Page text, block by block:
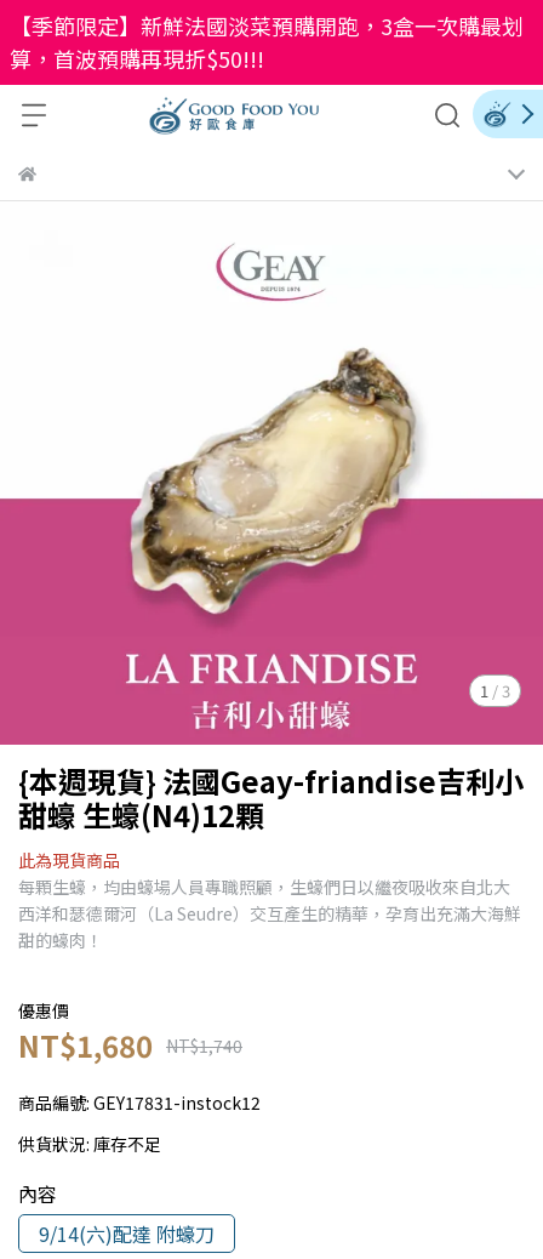
【季節限定】新鮮法國淡菜預購開跑，3盒一次購最划
算，首波預購再現折$50!!!
1 /3
{本週現貨} 法國Geay-friandise吉利小
甜蠔 生蠔(N4)12顆
此為現貨商品
每顆生蠔，均由蠔場人員專職照顧，生蠔們日以繼夜吸收來自北大
西洋和瑟德爾河（La Seudre）交互產生的精華，孕育出充滿大海鮮
甜的蠔肉！​
優惠價
NT$1,680 NT$1,740
商品編號: GEY17831-instock12
供貨狀況: 庫存不足
內容
9/14(六)配達 附蠔刀